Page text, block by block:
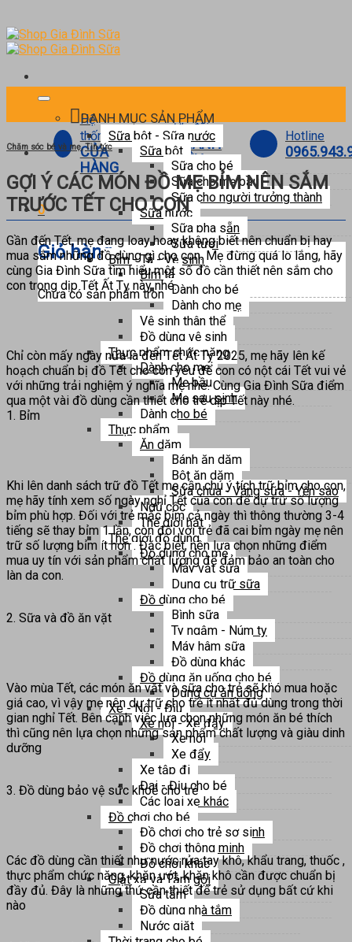
to
content
Hệ
thống
CỬA
HÀNG
Ưu đãi
THÀNH
VIÊN
Hotline
0
Giỏ hàng
Chưa có sản phẩm trong giỏ hàng.
DANH MỤC SẢN PHẨM
Sữa bột - Sữa nước
Sữa bột
Sữa cho bé
Sữa cho mẹ bầu
Sữa cho người trưởng thành
Sữa nước
Sữa pha sẵn
Sữa tươi
Bỉm - Tã - Vệ sinh
Bỉm tã
Dành cho bé
Dành cho mẹ
Vệ sinh thân thể
Đồ dùng vệ sinh
Thực phẩm chức năng
Dành cho mẹ
Mẹ bầu
Mẹ sau sinh
Dành cho bé
Thực phẩm
Ăn dặm
Bánh ăn dặm
Bột ăn dặm
Sữa chua - Váng sữa - Yến sào
Ngũ cốc
Thế giới hạt
Thế giới đồ dùng
Đồ dùng cho mẹ
Máy vắt sữa
Dụng cụ trữ sữa
Đồ dùng cho bé
Bình sữa
Ty ngậm - Núm ty
Máy hâm sữa
Đồ dùng khác
Đồ dùng ăn uống cho bé
Dụng cụ ăn uống
Xe - Nôi - Địu
Xe nôi - Xe đẩy
Xe nôi
Xe đẩy
Xe tập đi
Đai - Địu cho bé
Các loại xe khác
Đồ chơi cho bé
Đồ chơi cho trẻ sơ sinh
Đồ chơi thông minh
Đồ chơi khác
Giặt xả và Tắm gội
Sữa tắm
Đồ dùng nhà tắm
Nước giặt
Chăm sóc bé và mẹ,Tin tức
GỢI Ý CÁC MÓN ĐỒ MẸ BỈM NÊN SẮM
TRƯỚC TẾT CHO CON
Gần đến Tết, mẹ đang loay hoay không biết nên chuẩn bị hay
mua sắm những đồ dùng gì cho con. Mẹ đừng quá lo lắng, hãy
cùng Gia Đình Sữa tìm hiểu một số đồ cần thiết nên sắm cho
con trong dịp Tết Ất Tỵ này nhé.
Chỉ còn mấy ngày nữa là đến Tết Ất Tỵ 2025, mẹ hãy lên kế
hoạch chuẩn bị đồ Tết cho con yêu để con có nột cái Tết vui vẻ
với những trải nghiệm ý nghĩa mẹ nhé. Cùng Gia Đình Sữa điểm
qua một vài đồ dùng cần thiết cho trẻ dịp Tết này nhé.
1. Bỉm
Khi lên danh sách trữ đồ Tết mẹ cần chú ý tích trữ bỉm cho con,
mẹ hãy tính xem số ngày nghỉ Tết của con để dự trữ số lượng
bỉm phù hợp. Đối với trẻ mặc bỉm cả ngày thì thông thường 3-4
tiếng sẽ thay bỉm 1 lần, còn đối với trẻ đã cai bỉm ngày mẹ nên
trữ số lượng bỉm ít hơn . Đặc biệt, nên lựa chọn những điểm
mua uy tín với sản phẩm chất lượng để đảm bảo an toàn cho
làn da con.
2. Sữa và đồ ăn vặt
Vào mùa Tết, các món ăn vặt và sữa cho trẻ sẽ khó mua hoặc
giá cao, vì vậy mẹ nên dự trữ cho trẻ ít nhất đủ dùng trong thời
gian nghỉ Tết. Bên cạnh việc lựa chọn những món ăn bé thích
thì cũng nên lựa chọn những sản phẩm chất lượng và giàu dinh
dưỡng
3. Đồ dùng bảo vệ sức khoẻ cho trẻ
Các đồ dùng cần thiết như nước rửa tay khô, khẩu trang, thuốc ,
thực phẩm chức năng, khăn ướt, khăn khô cần được chuẩn bị
đầy đủ. Đây là những thứ cần thiết để trẻ sử dụng bất cứ khi
nào